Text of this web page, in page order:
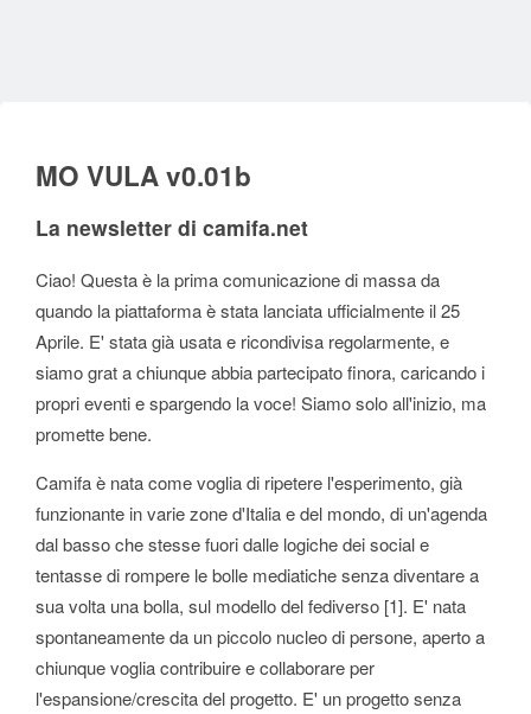
MO VULA v0.01b
La newsletter di camifa.net
Ciao! Questa è la prima comunicazione di massa da
quando la piattaforma è stata lanciata ufficialmente il 25
Aprile. E' stata già usata e ricondivisa regolarmente, e
siamo grat a chiunque abbia partecipato finora, caricando i
propri eventi e spargendo la voce! Siamo solo all'inizio, ma
promette bene.
Camifa è nata come voglia di ripetere l'esperimento, già
funzionante in varie zone d'Italia e del mondo, di un'agenda
dal basso che stesse fuori dalle logiche dei social e
tentasse di rompere le bolle mediatiche senza diventare a
sua volta una bolla, sul modello del fediverso [1]. E' nata
spontaneamente da un piccolo nucleo di persone, aperto a
chiunque voglia contribuire e collaborare per
l'espansione/crescita del progetto. E' un progetto senza